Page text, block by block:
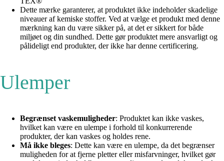
Dette mærke garanterer, at produktet ikke indeholder skadelige
niveauer af kemiske stoffer. Ved at vælge et produkt med denne
mærkning kan du være sikker på, at det er sikkert for både
miljøet og din sundhed. Dette gør produktet mere ansvarligt og
pålideligt end produkter, der ikke har denne certificering.
Ulemper
Begrænset vaskemuligheder: Produktet kan ikke vaskes,
hvilket kan være en ulempe i forhold til konkurrerende
produkter, der kan vaskes og holdes rene.
Må ikke bleges: Dette kan være en ulempe, da det begrænser
muligheden for at fjerne pletter eller misfarvninger, hvilket gør